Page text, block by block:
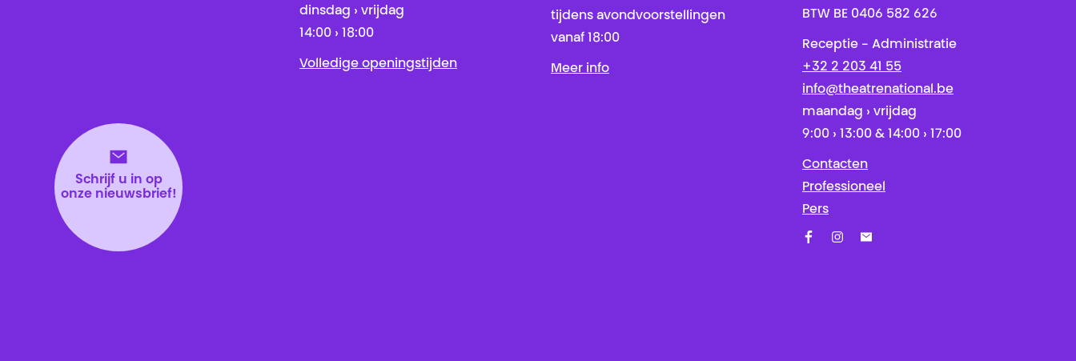
Schrijf u in op
onze nieuwsbrief!
dinsdag › vrijdag
14:00 › 18:00
Volledige openingstijden
tijdens avondvoorstellingen
vanaf 18:00
Meer info
BTW BE 0406 582 626
Receptie - Administratie
+32 2 203 41 55
info@theatrenational.be
maandag › vrijdag
9:00 › 13:00 & 14:00 › 17:00
Contacten
Professioneel
Pers